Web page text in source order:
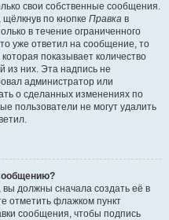
свои собственные сообщения.
по кнопке Правка в
в течение ограниченного
уже ответил на сообщение, то
показывает количество
из них. Эта надпись не
администратор или
о сделанных изменениях по
пользователи не могут удалить
должны сначала создать её в
отметить флажком пункт
сообщения, чтобы подпись